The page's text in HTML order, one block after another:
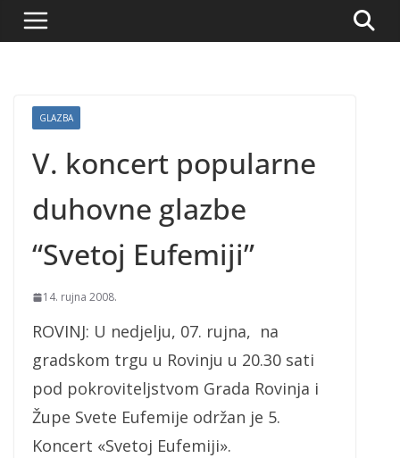
GLAZBA
V. koncert popularne
duhovne glazbe
“Svetoj Eufemiji”
14. rujna 2008.
ROVINJ: U nedjelju, 07. rujna, na
gradskom trgu u Rovinju u 20.30 sati
pod pokroviteljstvom Grada Rovinja i
Župe Svete Eufemije održan je 5.
Koncert «Svetoj Eufemiji».